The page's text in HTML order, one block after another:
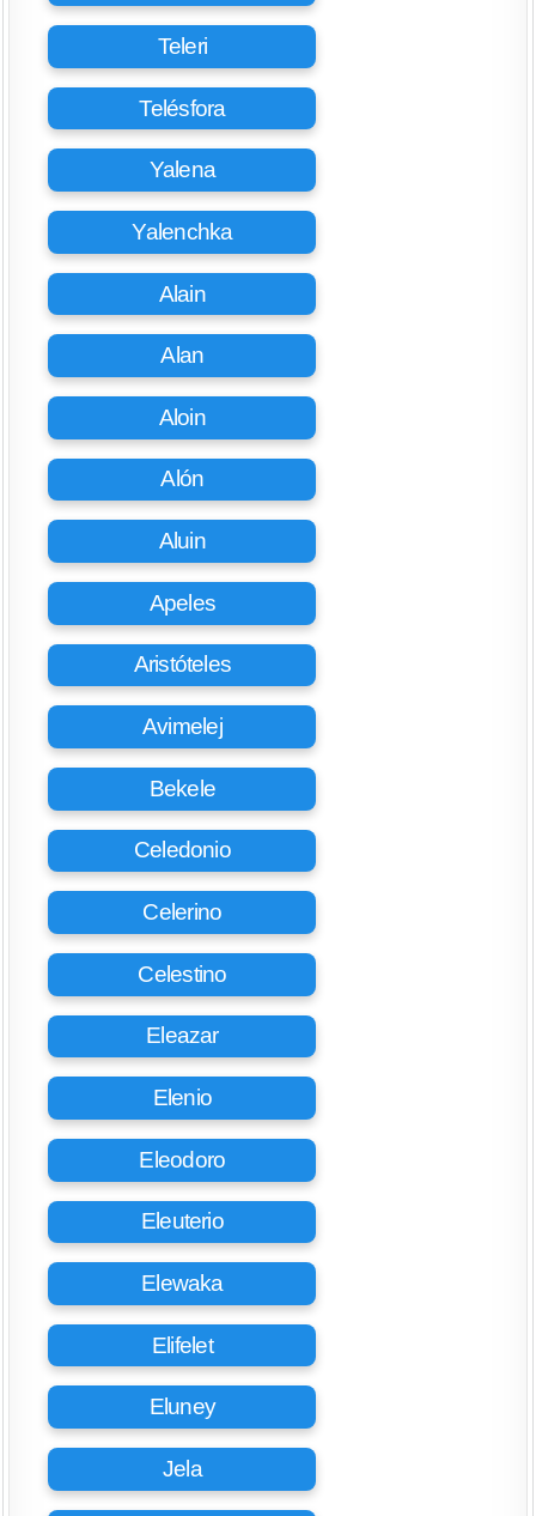
Teleri
Telésfora
Yalena
Yalenchka
Alain
Alan
Aloin
Alón
Aluin
Apeles
Aristóteles
Avimelej
Bekele
Celedonio
Celerino
Celestino
Eleazar
Elenio
Eleodoro
Eleuterio
Elewaka
Elifelet
Eluney
Jela